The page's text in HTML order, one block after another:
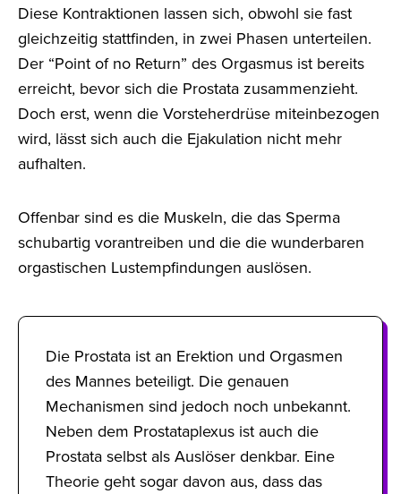
Diese Kontraktionen lassen sich, obwohl sie fast
gleichzeitig stattfinden, in zwei Phasen unterteilen.
Der “Point of no Return” des Orgasmus ist bereits
erreicht, bevor sich die Prostata zusammenzieht.
Doch erst, wenn die Vorsteherdrüse miteinbezogen
wird, lässt sich auch die Ejakulation nicht mehr
aufhalten.
Offenbar sind es die Muskeln, die das Sperma
schubartig vorantreiben und die die wunderbaren
orgastischen Lustempfindungen auslösen.
Die Prostata ist an Erektion und Orgasmen
des Mannes beteiligt. Die genauen
Mechanismen sind jedoch noch unbekannt.
Neben dem Prostataplexus ist auch die
Prostata selbst als Auslöser denkbar. Eine
Theorie geht sogar davon aus, dass das